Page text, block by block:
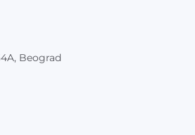
Beograd